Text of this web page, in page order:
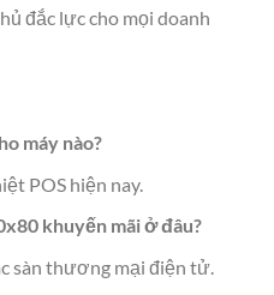
đắc lực cho mọi doanh
máy nào?
POS hiện nay.
khuyến mãi ở đâu?
sàn thương mại điện tử.